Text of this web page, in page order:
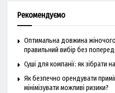
Рекомендуємо
Оптимальна довжина
правильний вибір без
Суші для компанії: як зібрати
Як безпечно орендувати
мінімізувати можливі ризики?